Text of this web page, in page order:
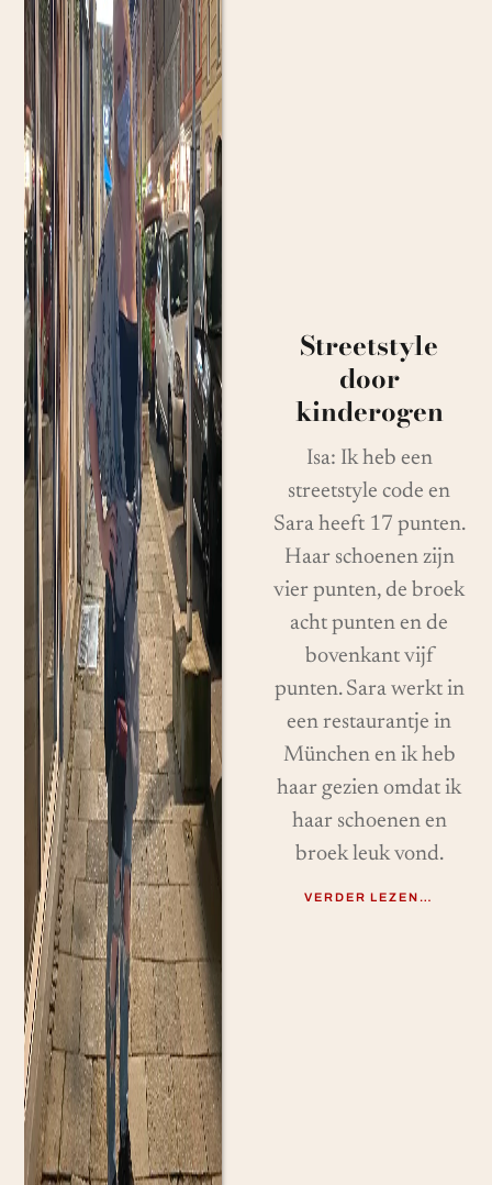
Streetstyle
door
kinderogen
Isa: Ik heb een
streetstyle code en
Sara heeft 17 punten.
Haar schoenen zijn
vier punten, de broek
acht punten en de
bovenkant vijf
punten. Sara werkt in
een restaurantje in
München en ik heb
haar gezien omdat ik
haar schoenen en
broek leuk vond.
VERDER LEZEN…